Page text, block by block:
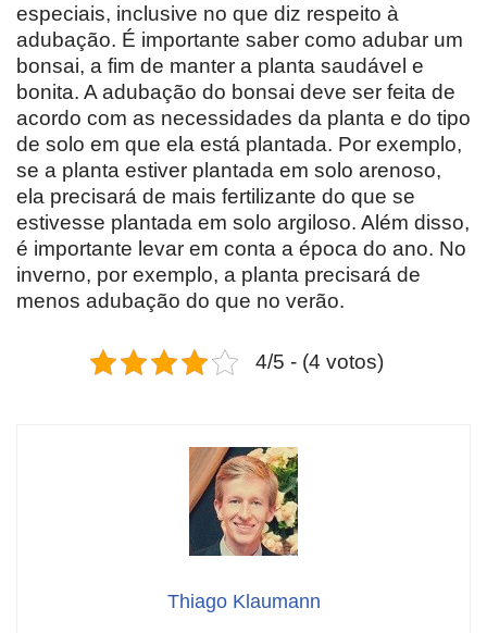
especiais, inclusive no que diz respeito à
adubação. É importante saber como adubar um
bonsai, a fim de manter a planta saudável e
bonita. A adubação do bonsai deve ser feita de
acordo com as necessidades da planta e do tipo
de solo em que ela está plantada. Por exemplo,
se a planta estiver plantada em solo arenoso,
ela precisará de mais fertilizante do que se
estivesse plantada em solo argiloso. Além disso,
é importante levar em conta a época do ano. No
inverno, por exemplo, a planta precisará de
menos adubação do que no verão.
4/5 - (4 votos)
Thiago Klaumann